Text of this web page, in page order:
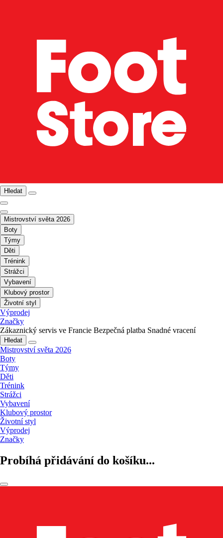
Hledat
Mistrovství světa 2026
Boty
Týmy
Děti
Trénink
Strážci
Vybavení
Klubový prostor
Životní styl
Výprodej
Značky
Zákaznický servis ve Francie Bezpečná platba Snadné vracení
Hledat
Mistrovství světa 2026
Boty
Týmy
Děti
Trénink
Strážci
Vybavení
Klubový prostor
Životní styl
Výprodej
Značky
Probíhá přidávání do košíku...